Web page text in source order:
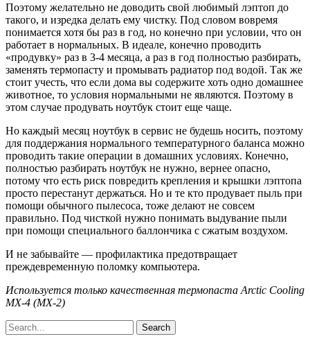
Поэтому желательно не доводить свой любимый лэптоп до
такого, и изредка делать ему чистку. Под словом вовремя
понимается хотя бы раз в год, но конечно при условии, что он
работает в нормальных. В идеале, конечно проводить
«продувку» раз в 3-4 месяца, а раз в год полностью разбирать,
заменять термопасту и промывать радиатор под водой. Так же
стоит учесть, что если дома вы содержите хоть одно домашнее
животное, то условия нормальными не являются. Поэтому в
этом случае продувать ноутбук стоит еще чаще.
Но каждый месяц ноутбук в сервис не будешь носить, поэтому
для поддержания нормального температурного баланса можно
проводить такие операции в домашних условиях. Конечно,
полностью разбирать ноутбук не нужно, вернее опасно,
потому что есть риск повредить крепления и крышки лэптопа
просто перестанут держаться. Но и те кто продувает пыль при
помощи обычного пылесоса, тоже делают не совсем
правильно. Под чисткой нужно понимать выдувание пыли
при помощи специального баллончика с сжатым воздухом.
И не забывайте — профилактика предотвращает
преждевременную поломку компьютера.
Используется только качественная термопаста Arctic Cooling
MX-4 (MX-2)